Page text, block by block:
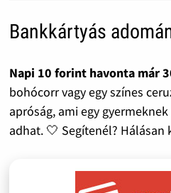
Bankkártyás
Napi 10 forint havonta már
bohócorr vagy egy színes
apróság, ami egy
adhat. 🤍 Segítenél? Hálásan